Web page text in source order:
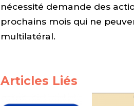
nécessité demande des
prochains mois qui ne
multilatéral.
Articles Liés